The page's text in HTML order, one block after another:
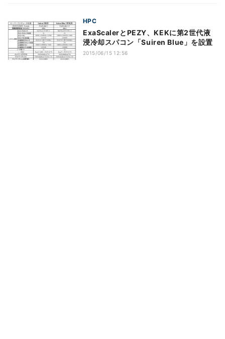
HPC
ExaScalerとPEZY、KEKに第2世代液
浸冷却スパコン「Suiren Blue」を設置
2015/06/15 12:56